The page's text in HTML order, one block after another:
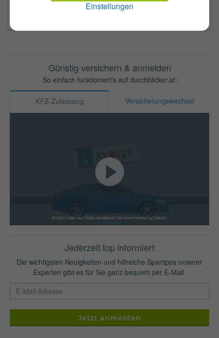
Einstellungen
Günstig versichern & anmelden
So einfach funktioniert's auf durchblicker.at:
KFZ-Zulassung Versicherungswechsel
Mit dem Laden des Videos akzeptieren Sie unsere Marketing Cookies.
Mehr Erfahren
Jederzeit top informiert
Die wichtigsten Neuigkeiten und hilfreiche Spartipps unserer
Experten gibt es für Sie ganz bequem per E-Mail.
Jetzt anmelden